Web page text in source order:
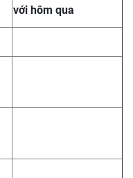
với hôm qua